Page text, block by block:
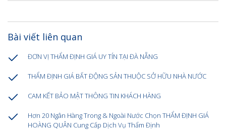
Bài viết liên quan
ĐƠN VỊ THẨM ĐỊNH GIÁ UY TÍN TẠI ĐÀ NẴNG
THẨM ĐỊNH GIÁ BẤT ĐỘNG SẢN THUỘC SỞ HỮU NHÀ NƯỚC
CAM KẾT BẢO MẬT THÔNG TIN KHÁCH HÀNG
Hơn 20 Ngân Hàng Trong & Ngoài Nước Chọn THẨM ĐỊNH GIÁ
HOÀNG QUÂN Cung Cấp Dịch Vụ Thẩm Định